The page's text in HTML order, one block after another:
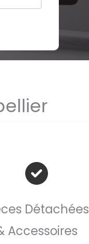
Détachées
Accessoires